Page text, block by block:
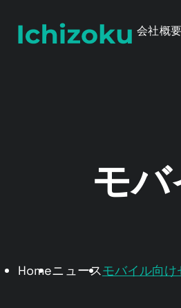
会社概要
モ
Homeニュースモバイル向